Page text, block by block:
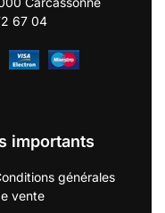
67 04
importants
générales
vente